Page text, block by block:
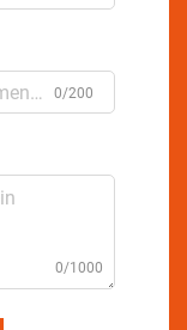
0/200
0/1000